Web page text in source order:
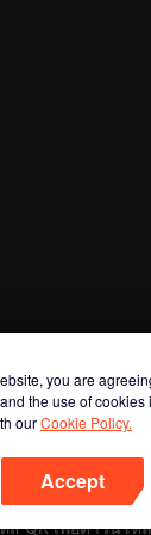
you are
and the use of cookies
ourCookie Policy.
Accept
ส QR เพื่อดาวน์โห